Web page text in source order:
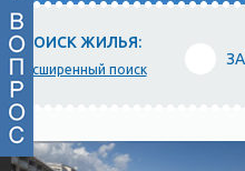
ПОИСК ЖИЛЬЯ:
расширенный поиск